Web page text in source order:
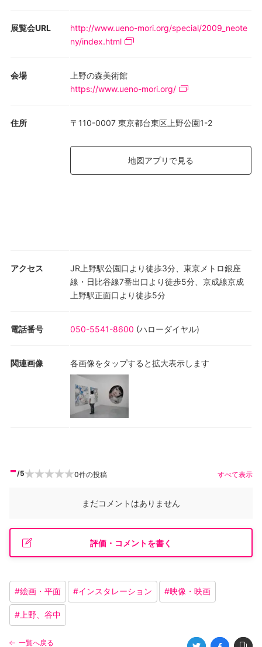
展覧会URL
http://www.ueno-mori.org/special/2009_neote
ny/index.html
会場
上野の森美術館
https://www.ueno-mori.org/
住所 〒110-0007 東京都台東区上野公園1-2
地図アプリで見る
アクセス
JR上野駅公園口より徒歩3分、東京メトロ銀座
線・日比谷線7番出口より徒歩5分、京成線京成
上野駅正面口より徒歩5分
電話番号 050-5541-8600 (ハローダイヤル)
関連画像 各画像をタップすると拡大表示します
-/5 0件の投稿 すべて表示
まだコメントはありません
評価・コメントを書く
#絵画・平面 #インスタレーション #映像・映画
# 上野、谷中
一覧へ戻る